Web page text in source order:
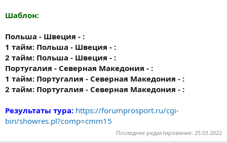
Шаблон:
Польша - Швеция - :
1 тайм: Польша - Швеция - :
2 тайм: Польша - Швеция - :
Португалия - Северная Македония - :
1 тайм: Португалия - Северная Македония - :
2 тайм: Португалия - Северная Македония - :
Результаты тура: https://forumprosport.ru/cgi-
bin/showres.pl?comp=cmm15
Последнее редактирование: 25.03.2022